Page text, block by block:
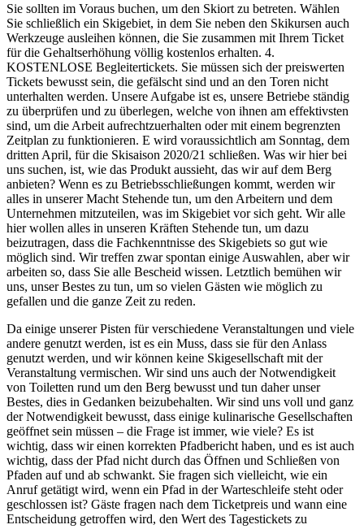
Sie sollten im Voraus buchen, um den Skiort zu betreten. Wählen
Sie schließlich ein Skigebiet, in dem Sie neben den Skikursen auch
Werkzeuge ausleihen können, die Sie zusammen mit Ihrem Ticket
für die Gehaltserhöhung völlig kostenlos erhalten. 4.
KOSTENLOSE Begleitertickets. Sie müssen sich der preiswerten
Tickets bewusst sein, die gefälscht sind und an den Toren nicht
unterhalten werden. Unsere Aufgabe ist es, unsere Betriebe ständig
zu überprüfen und zu überlegen, welche von ihnen am effektivsten
sind, um die Arbeit aufrechtzuerhalten oder mit einem begrenzten
Zeitplan zu funktionieren. E wird voraussichtlich am Sonntag, dem
dritten April, für die Skisaison 2020/21 schließen. Was wir hier bei
uns suchen, ist, wie das Produkt aussieht, das wir auf dem Berg
anbieten? Wenn es zu Betriebsschließungen kommt, werden wir
alles in unserer Macht Stehende tun, um den Arbeitern und dem
Unternehmen mitzuteilen, was im Skigebiet vor sich geht. Wir alle
hier wollen alles in unseren Kräften Stehende tun, um dazu
beizutragen, dass die Fachkenntnisse des Skigebiets so gut wie
möglich sind. Wir treffen zwar spontan einige Auswahlen, aber wir
arbeiten so, dass Sie alle Bescheid wissen. Letztlich bemühen wir
uns, unser Bestes zu tun, um so vielen Gästen wie möglich zu
gefallen und die ganze Zeit zu reden.
Da einige unserer Pisten für verschiedene Veranstaltungen und viele
andere genutzt werden, ist es ein Muss, dass sie für den Anlass
genutzt werden, und wir können keine Skigesellschaft mit der
Veranstaltung vermischen. Wir sind uns auch der Notwendigkeit
von Toiletten rund um den Berg bewusst und tun daher unser
Bestes, dies in Gedanken beizubehalten. Wir sind uns voll und ganz
der Notwendigkeit bewusst, dass einige kulinarische Gesellschaften
geöffnet sein müssen – die Frage ist immer, wie viele? Es ist
wichtig, dass wir einen korrekten Pfadbericht haben, und es ist auch
wichtig, dass der Pfad nicht durch das Öffnen und Schließen von
Pfaden auf und ab schwankt. Sie fragen sich vielleicht, wie ein
Anruf getätigt wird, wenn ein Pfad in der Warteschleife steht oder
geschlossen ist? Gäste fragen nach dem Ticketpreis und wann eine
Entscheidung getroffen wird, den Wert des Tagestickets zu